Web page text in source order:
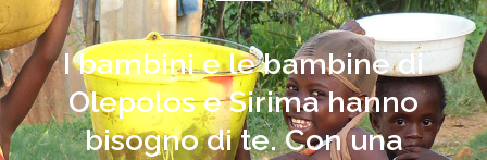
I bambini e le bambine di
Olepolos e Sirima hanno
bisogno di te. Con una